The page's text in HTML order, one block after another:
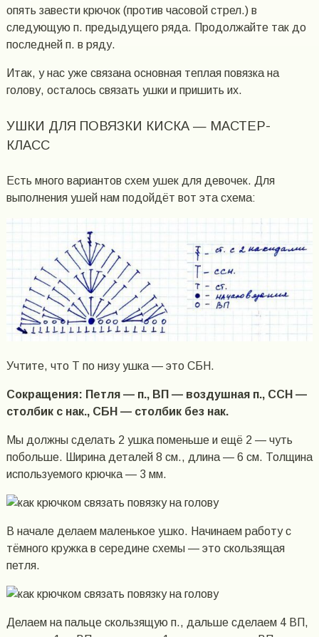
опять завести крючок (против часовой стрел.) в
следующую п. предыдущего ряда. Продолжайте так до
последней п. в ряду.
Итак, у нас уже связана основная теплая повязка на
голову, осталось связать ушки и пришить их.
УШКИ ДЛЯ ПОВЯЗКИ КИСКА — МАСТЕР-
КЛАСС
Есть много вариантов схем ушек для девочек. Для
выполнения ушей нам подойдёт вот эта схема:
Учтите, что Т по низу ушка — это СБН.
Сокращения: Петля — п., ВП — воздушная п., ССН —
столбик с нак., СБН — столбик без нак.
Мы должны сделать 2 ушка поменьше и ещё 2 — чуть
побольше. Ширина деталей 8 см., длина — 6 см. Толщина
используемого крючка — 3 мм.
В начале делаем маленькое ушко. Начинаем работу с
тёмного кружка в середине схемы — это скользящая
петля.
Делаем на пальце скользящую п., дальше сделаем 4 ВП,